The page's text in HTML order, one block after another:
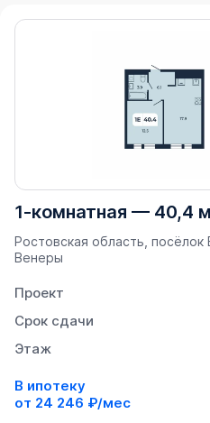
1-комнатная — 40,4
Ростовская область,
Венеры
Проект
Срок сдачи
Этаж
В ипотеку
от 24 246 ₽/мес